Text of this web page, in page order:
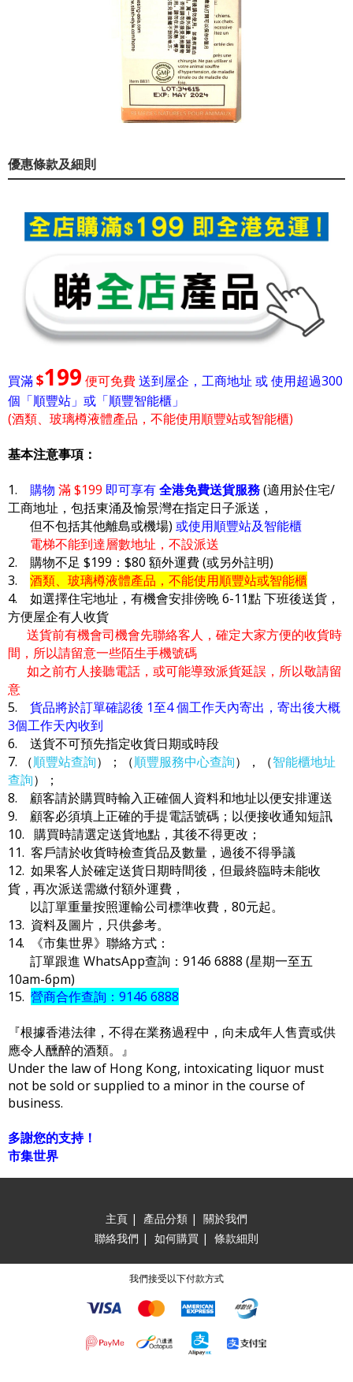
優惠條款及細則
買滿$199 便可免費送到屋企，工商地址 或 使用超過300
個「順豐站」或「順豐智能櫃」
(酒類、玻璃樽液體產品，不能使用順豐站或智能櫃)
基本注意事項：
1. 購物 滿 $199 即可享有全港免費送貨服務(適用於住宅/
工商地址，包括東涌及愉景灣在指定日子派送，
但不包括其他離島或機場) 或使用順豐站及智能櫃
電梯不能到達層數地址，不設派送
2. 購物不足 $199：$80 額外運費 (或另外註明)
3. 酒類、玻璃樽液體產品，不能使用順豐站或智能櫃
4. 如選擇住宅地址，有機會安排傍晚 6-11點 下班後送貨，
方便屋企有人收貨
送貨前有機會司機會先聯絡客人，確定大家方便的收貨時
間，所以請留意一些陌生手機號碼
如之前冇人接聽電話，或可能導致派貨延誤，所以敬請留
意
5. 貨品將於訂單確認後 1至4 個工作天內寄出，寄出後大概
3個工作天內收到
6. 送貨不可預先指定收貨日期或時段
7. （順豐站查詢）；（順豐服務中心查詢），（智能櫃地址
查詢）；
8. 顧客請於購買時輸入正確個人資料和地址以便安排運送
9. 顧客必須填上正確的手提電話號碼；以便接收通知短訊
10. 購買時請選定送貨地點，其後不得更改；
11. 客戶請於收貨時檢查貨品及數量，過後不得爭議
12. 如果客人於確定送貨日期時間後，但最終臨時未能收
貨，再次派送需繳付額外運費，
以訂單重量按照運輸公司標準收費，80元起。
13. 資料及圖片，只供參考。
14. 《市集世界》聯絡方式：
訂單跟進 WhatsApp查詢：9146 6888 (星期一至五
10am-6pm)
15. 營商合作查詢：9146 6888
『根據香港法律，不得在業務過程中，向未成年人售賣或供
應令人醺醉的酒類。』
Under the law of Hong Kong, intoxicating liquor must
not be sold or supplied to a minor in the course of
business.
多謝您的支持！
市集世界
主頁 | 產品分類 | 關於我們
聯絡我們 | 如何購買 | 條款細則
我們接受以下付款方式